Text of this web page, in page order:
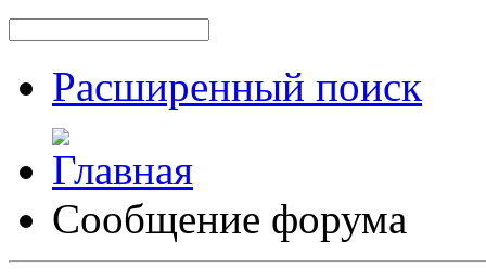
Расширенный поиск
Сообщение форума